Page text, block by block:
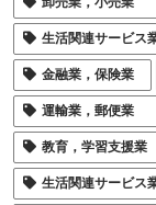
生活関連サービス
金融業，保険業
運輸業，郵便業
教育，学習支援業
生活関連サービス